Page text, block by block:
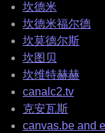
坎德米
坎德米福尔德
坎莫德尔斯
坎图贝
坎维特赫赫
canalc2.tv
克安瓦斯
canvas.be and